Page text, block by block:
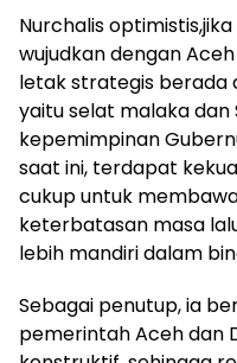
Nurchalis
wujudkan dengan
letak strategis berada
yaitu selat malaka
kepemimpinan
saat ini, terdapat
cukup untuk
keterbatasan masa
lebih mandiri dalam
Sebagai penutup, ia
pemerintah Aceh dan